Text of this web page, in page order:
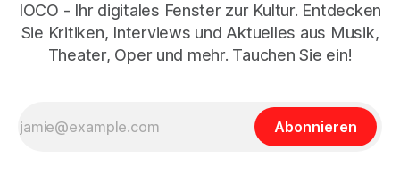
IOCO - Ihr digitales Fenster zur Kultur. Entdecken
Sie Kritiken, Interviews und Aktuelles aus Musik,
Theater, Oper und mehr. Tauchen Sie ein!
Abonnieren